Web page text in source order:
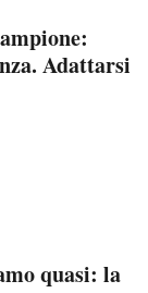
Adattarsi
quasi: la